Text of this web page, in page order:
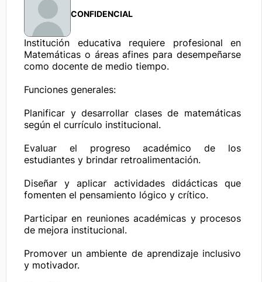
CONFIDENCIAL
Institución educativa requiere profesional en
Matemáticas o áreas afines para desempeñarse
como docente de medio tiempo.
Funciones generales:
Planificar y desarrollar clases de matemáticas
según el currículo institucional.
Evaluar el progreso académico de los
estudiantes y brindar retroalimentación.
Diseñar y aplicar actividades didácticas que
fomenten el pensamiento lógico y crítico.
Participar en reuniones académicas y procesos
de mejora institucional.
Promover un ambiente de aprendizaje inclusivo
y motivador.